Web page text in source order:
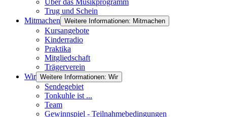
Über das Musikprogramm
Trug und Schein
Mitmachen Weitere Informationen: Mitmachen
Kursangebote
Kinderradio
Praktika
Mitgliedschaft
Trägerverein
Wir Weitere Informationen: Wir
Sendegebiet
Tonkuhle ist ...
Team
Gewinnspiel - Teilnahmebedingungen